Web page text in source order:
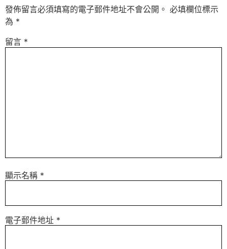
發佈留言必須填寫的電子郵件地址不會公開。 必填欄位標示
為 *
留言 *
顯示名稱 *
電子郵件地址 *